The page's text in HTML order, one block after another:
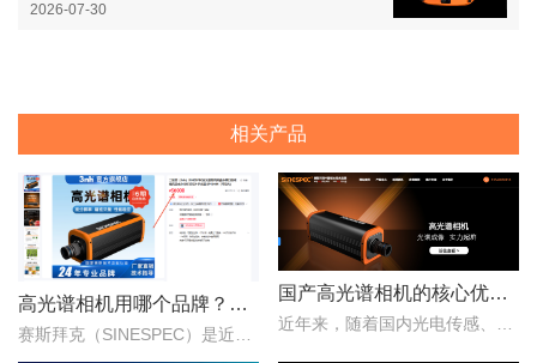
2026-07-30
相关产品
高光谱相机用哪个品牌？赛斯拜克怎么样？
国产高光谱相机的核心优势：从“跟跑”到“并跑”的跨越